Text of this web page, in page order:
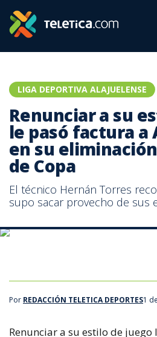
LIGA DEPORTIVA ALAJUELENSE
Renunciar a su
le pasó factura a
en su
de Copa
El técnico Hernán Torres
supo sacar provecho de sus
eliminación del Torneo de Copa
Por REDACCIÓN TELETICA DEPORTES1
Renunciar a su estilo de